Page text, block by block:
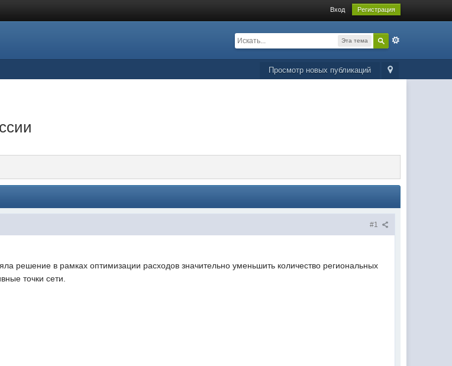
Вход Регистрация
Эта тема
Просмотр новых публикаций
#1
решение в рамках оптимизации расходов значительно уменьшить количество региональных
точки сети.